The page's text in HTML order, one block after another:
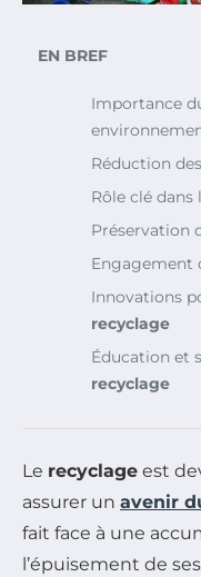
EN BREF
Importance
Réduction des
Rôle clé dans
Préservation
Engagement
Innovations
recyclage
Éducation et
recyclage
Le recyclage est
assurer un avenir
fait face à une
l’épuisement de